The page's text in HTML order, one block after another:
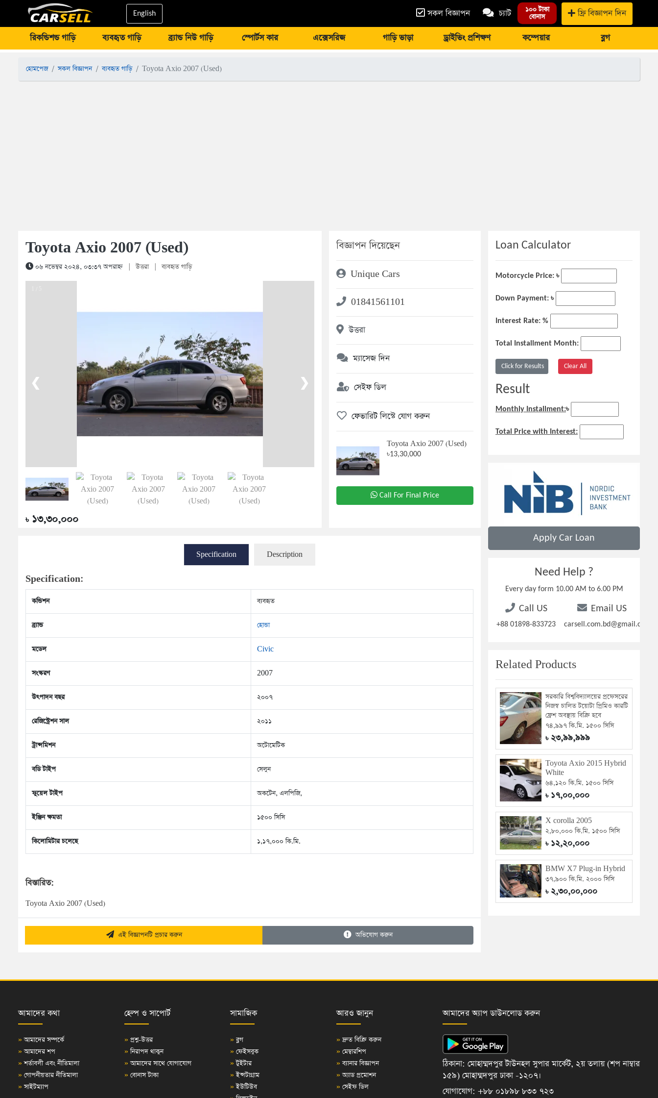
English সকল বিজ্ঞাপন চ্যাট ১০০ টাকা
বোনাস ফ্রি বিজ্ঞাপন দিন
রিকন্ডিশন্ড গাড়ি ব্যবহৃত গাড়ি ব্র্যান্ড নিউ গাড়ি স্পোর্টস কার এক্সেসরিজ গাড়ি ভাড়া ড্রাইভিং প্রশিক্ষণ কম্পেয়ার ব্লগ
হোমপেজ সকল বিজ্ঞাপন ব্যবহৃত গাড়ি Toyota Axio 2007 (Used)
Toyota Axio 2007 (Used)
০৬ নভেম্বর ২০২৪, ০৩:৩৭ অপরাহ্ন উত্তরা ব্যবহৃত গাড়ি
❮ ❯
৳১৩,৩০,০০০
বিজ্ঞাপন দিয়েছেন
Unique Cars
01841561101
উত্তরা
ম্যাসেজ দিন
সেইফ ডিল
ফেভারিট লিস্টে যোগ করুন
Toyota Axio 2007 (Used)
৳13,30,000
Call For Final Price
Specification Description
Specification:
কন্ডিশন ব্যবহৃত
ব্র্যান্ড হোন্ডা
মডেল Civic
সংস্করণ 2007
উৎপাদন বছর ২০০৭
রেজিস্ট্রেশন সাল ২০১১
ট্রান্সমিশন অটোমেটিক
বডি টাইপ সেলুন
ফুয়েল টাইপ অকটেন, এলপিজি,
ইঞ্জিন ক্ষমতা ১৫০০ সিসি
কিলোমিটার চলেছে ১,১৭,০০০ কি.মি.
বিস্তারিত:
Toyota Axio 2007 (Used)
এই বিজ্ঞাপনটি প্রচার করুন অভিযোগ করুন
Loan Calculator
Motorcycle Price: ৳
Down Payment: ৳
Interest Rate: %
Total Installment Month:
Result
Monthly Installment:৳
Total Price with Interest:
Apply Car Loan
Need Help ?
Every day form 10.00 AM to 6.00 PM
Call US
+88 01898-833723
Email US
carsell.com.bd@gmail.com
Related Products
সরকারি বিশ্ববিদ্যালয়ের প্রফেসরের
নিজস্ব চালিত টয়োটা প্রিমিও কারটি
ফ্রেশ অবস্থায় বিক্রি হবে
৭৪,৯৯৭ কি.মি. ১৫০০ সিসি
৳২৩,৯৯,৯৯৯
Toyota Axio 2015 Hybrid
White
৬৪,১২০ কি.মি. ১৫০০ সিসি
৳১৭,০০,০০০
X corolla 2005
২,৮০,০০০ কি.মি. ১৫০০ সিসি
৳১২,২০,০০০
BMW X7 Plug-in Hybrid
৩৭,৯০০ কি.মি. ২০০০ সিসি
৳২,৩০,০০,০০০
আমাদের কথা
» আমাদের সম্পর্কে
» আমাদের শপ
» শর্তাবলী এবং নীতিমালা
» গোপনীয়তার নীতিমালা
» সাইটম্যাপ
হেল্প ও সাপোর্ট
» প্রশ্ন-উত্তর
» নিরাপদ থাকুন
» আমাদের সাথে যোগাযোগ
» বোনাস টাকা
সামাজিক
» ব্লগ
» ফেইসবুক
» টুইটার
» ইন্সটাগ্রাম
» ইউটিউব
আরও জানুন
» দ্রুত বিক্রি করুন
» মেম্বারশিপ
» ব্যানার বিজ্ঞাপন
» অ্যাড প্রমোশন
» সেইফ ডিল
আমাদের অ্যাপ ডাউনলোড করুন
ঠিকানা: মোহাম্মদপুর টাউনহল সুপার মার্কেট, ২য় তলায় (শপ নাম্বার
১৫৯) মোহাম্মদপুর ঢাকা -১২০৭।
যোগাযোগ: +৮৮ ০১৮৯৮ ৮৩৩ ৭২৩